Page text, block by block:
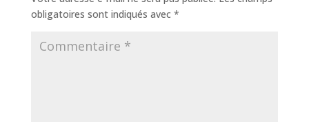
obligatoires sont indiqués avec *